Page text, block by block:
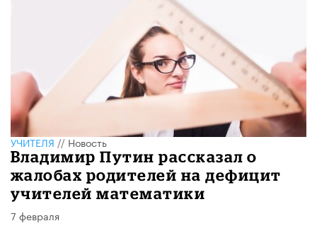
УЧИТЕЛЯ//Новость
Владимир Путин рассказал о
жалобах родителей на дефицит
учителей математики
7 февраля